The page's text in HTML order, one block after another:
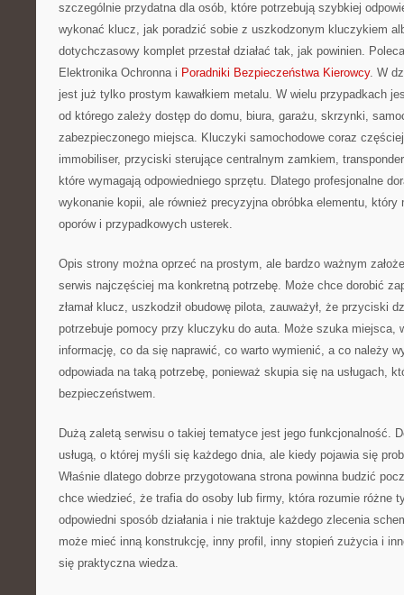
szczególnie przydatna dla osób, które potrzebują szybkiej
wykonać klucz, jak poradzić sobie z uszkodzonym kluczykiem
dotychczasowy komplet przestał działać tak, jak powinien.
Elektronika Ochronna i Poradniki Bezpieczeństwa Kierowcy. W
jest już tylko prostym kawałkiem metalu. W wielu przypadkach
od którego zależy dostęp do domu, biura, garażu, skrzynki,
zabezpieczonego miejsca. Kluczyki samochodowe coraz
immobiliser, przyciski sterujące centralnym zamkiem,
które wymagają odpowiedniego sprzętu. Dlatego profesjonalne
wykonanie kopii, ale również precyzyjna obróbka elementu, który
oporów i przypadkowych usterek.
Opis strony można oprzeć na prostym, ale bardzo ważnym
serwis najczęściej ma konkretną potrzebę. Może chce dorobić
złamał klucz, uszkodził obudowę pilota, zauważył, że przyciski
potrzebuje pomocy przy kluczyku do auta. Może szuka miejsca,
informację, co da się naprawić, co warto wymienić, a co należy
odpowiada na taką potrzebę, ponieważ skupia się na usługach,
bezpieczeństwem.
Dużą zaletą serwisu o takiej tematyce jest jego funkcjonalność.
usługą, o której myśli się każdego dnia, ale kiedy pojawia się
Właśnie dlatego dobrze przygotowana strona powinna budzić
chce wiedzieć, że trafia do osoby lub firmy, która rozumie różne
odpowiedni sposób działania i nie traktuje każdego zlecenia
może mieć inną konstrukcję, inny profil, inny stopień zużycia i
się praktyczna wiedza.